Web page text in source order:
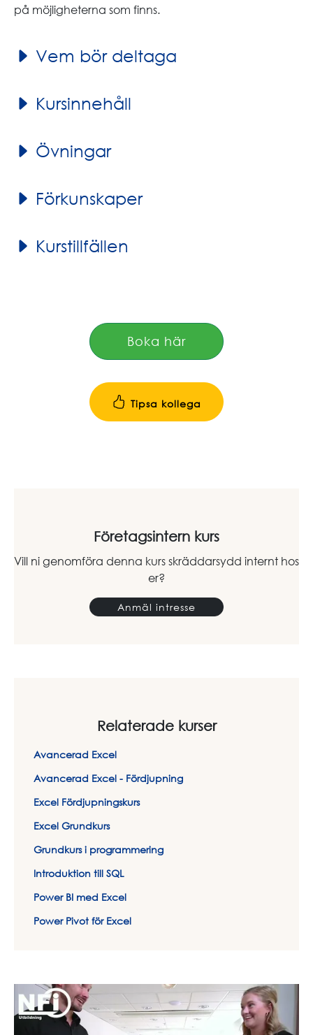
på möjligheterna som finns.
Vem bör deltaga
Kursinnehåll
Övningar
Förkunskaper
Kurstillfällen
Boka här
Tipsa kollega
Företagsintern kurs
Vill ni genomföra denna kurs skräddarsydd internt hos
er?
Anmäl intresse
Relaterade kurser
Avancerad Excel
Avancerad Excel - Fördjupning
Excel Fördjupningskurs
Excel Grundkurs
Grundkurs i programmering
Introduktion till SQL
Power BI med Excel
Power Pivot för Excel